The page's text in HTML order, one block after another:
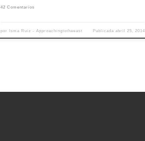
42 Comentarios
por Isma Ruiz - Approachingtotheeast Publicadaabril 25, 2014